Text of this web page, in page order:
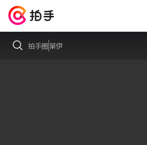
拍手圈葉伊